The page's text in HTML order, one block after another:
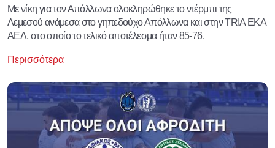
Με νίκη για τον Απόλλωνα ολοκληρώθηκε το ντέρμπι της
Λεμεσού ανάμεσα στο γηπεδούχο Απόλλωνα και στην TRIA EKA
ΑΕΛ, στο οποίο το τελικό αποτέλεσμα ήταν 85-76.
Περισσότερα